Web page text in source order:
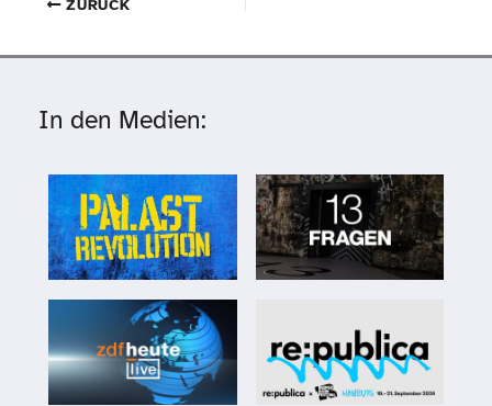
ZURÜCK
In den Medien: